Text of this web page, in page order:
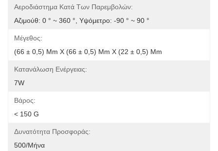
Αεροδιάστημα Κατά Των Παρεμβολών:
Αζιμούθ: 0 ° ~ 360 °, Υψόμετρο: -90 ° ~ 90 °
Μέγεθος:
(66 ± 0,5) Mm X (66 ± 0,5) Mm X (22 ± 0,5) Mm
Κατανάλωση Ενέργειας:
7W
Βάρος:
< 150 G
Δυνατότητα Προσφοράς:
500/μήνα